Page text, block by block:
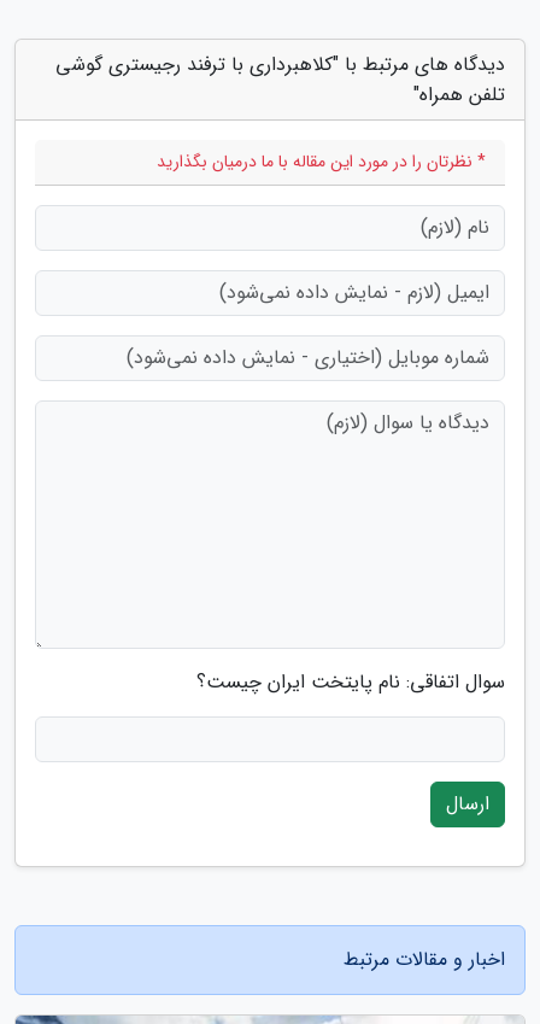
دیدگاه های مرتبط با "کلاهبرداری با ترفند رجیستری گوشی
تلفن همراه"
* نظرتان را در مورد این مقاله با ما درمیان بگذارید
سوال اتفاقی: نام پایتخت ایران چیست؟
ارسال
اخبار و مقالات مرتبط